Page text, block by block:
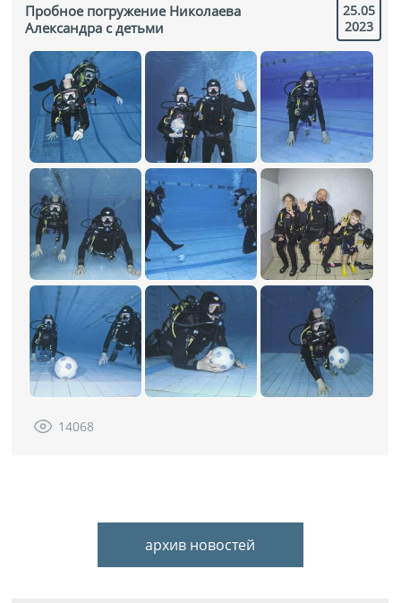
25.05
2023
Пробное погружение Николаева
Александра с детьми
14068
архив новостей